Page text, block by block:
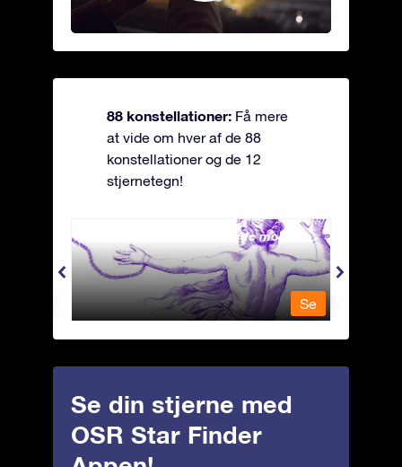
88 konstellationer: Få mere
at vide om hver af de 88
konstellationer og de 12
stjernetegn!
Andromeda - Den lænkede mø
Se
Se din stjerne med
OSR Star Finder